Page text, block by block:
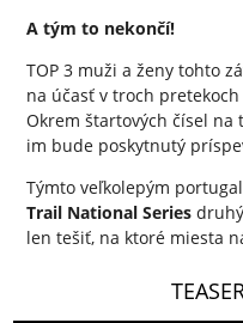
A tým to nekončí!
TOP 3 muži a ženy tohto
na účasť v troch pretekoch
Okrem štartových čísel na
im bude poskytnutý
Týmto veľkolepým
Trail National Seriesdruhý
len tešiť, na ktoré miesta